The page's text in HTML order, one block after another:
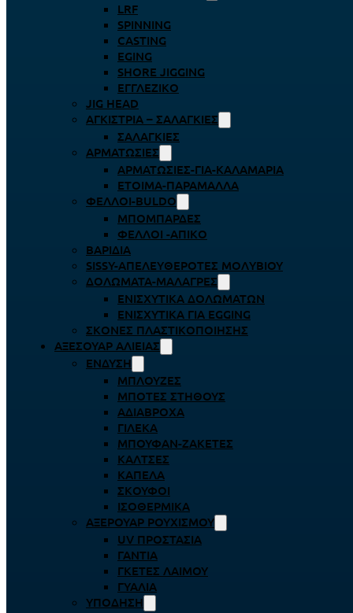
LRF
SPINNING
CASTING
EGING
SHORE JIGGING
ΕΓΓΛΈΖΙΚΟ
JIG HEAD
ΑΓΚΊΣΤΡΙΑ – ΣΑΛΑΓΚΙΈΣ
ΣΑΛΑΓΚΙΈΣ
ΑΡΜΑΤΩΣΙΈΣ
ΑΡΜΑΤΩΣΙΈΣ-ΓΙΑ-ΚΑΛΑΜΆΡΙΑ
ΈΤΟΙΜΑ-ΠΑΡΆΜΑΛΛΑ
ΦΕΛΛΟΊ-BULDO
ΜΠΟΜΠΆΡΔΕΣ
ΦΕΛΛΟΊ -ΑΠΊΚΟ
ΒΑΡΊΔΙΑ
SISSY-ΑΠΕΛΕΥΘΕΡΟΤΈΣ ΜΟΛΥΒΙΟΎ
ΔΟΛΏΜΑΤΑ-ΜΑΛΆΓΡΕΣ
ΕΝΙΣΧΥΤΙΚΆ ΔΟΛΩΜΆΤΩΝ
ΕΝΙΣΧΥΤΙΚΆ ΓΙΑ EGGING
ΣΚΌΝΕΣ ΠΛΑΣΤΙΚΟΠΟΊΗΣΗΣ
ΑΞΕΣΟΥΆΡ ΑΛΙΕΊΑΣ
ΈΝΔΥΣΗ
ΜΠΛΟΎΖΕΣ
ΜΠΌΤΕΣ ΣΤΉΘΟΥΣ
ΑΔΙΆΒΡΟΧΑ
ΓΙΛΈΚΑ
ΜΠΟΥΦΆΝ-ΖΑΚΈΤΕΣ
ΚΆΛΤΣΕΣ
ΚΑΠΈΛΑ
ΣΚΟΎΦΟΙ
ΙΣΟΘΕΡΜΙΚΆ
ΑΞΕΡΟΥΆΡ ΡΟΥΧΙΣΜΟΎ
UV ΠΡΟΣΤΑΣΊΑ
ΓΆΝΤΙΑ
ΓΚΈΤΕΣ ΛΑΊΜΟΥ
ΓΥΑΛΙΆ
ΥΠΌΔΗΣΗ